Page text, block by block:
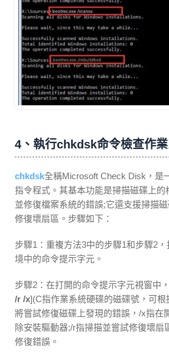
4、執行chkdsk命令檢查作
chkdsk全稱Microsoft Check Disk，是
指令程式。其基本功能是掃描磁碟上的
並修復檔案系統的錯誤;它還支援掃描
修復壞扇區。步驟如下：
步驟1：重複方法3中的步驟1和步驟2
境中的命令提示字元。
步驟2：在打開的命令提示字元視窗中
/r /x](C指作業系統硬碟的磁碟號，可
將嘗試修復磁碟上發現的錯誤，/x指在
除安裝驅動器;/r指掃描並嘗試修復壞扇
修復錯誤。